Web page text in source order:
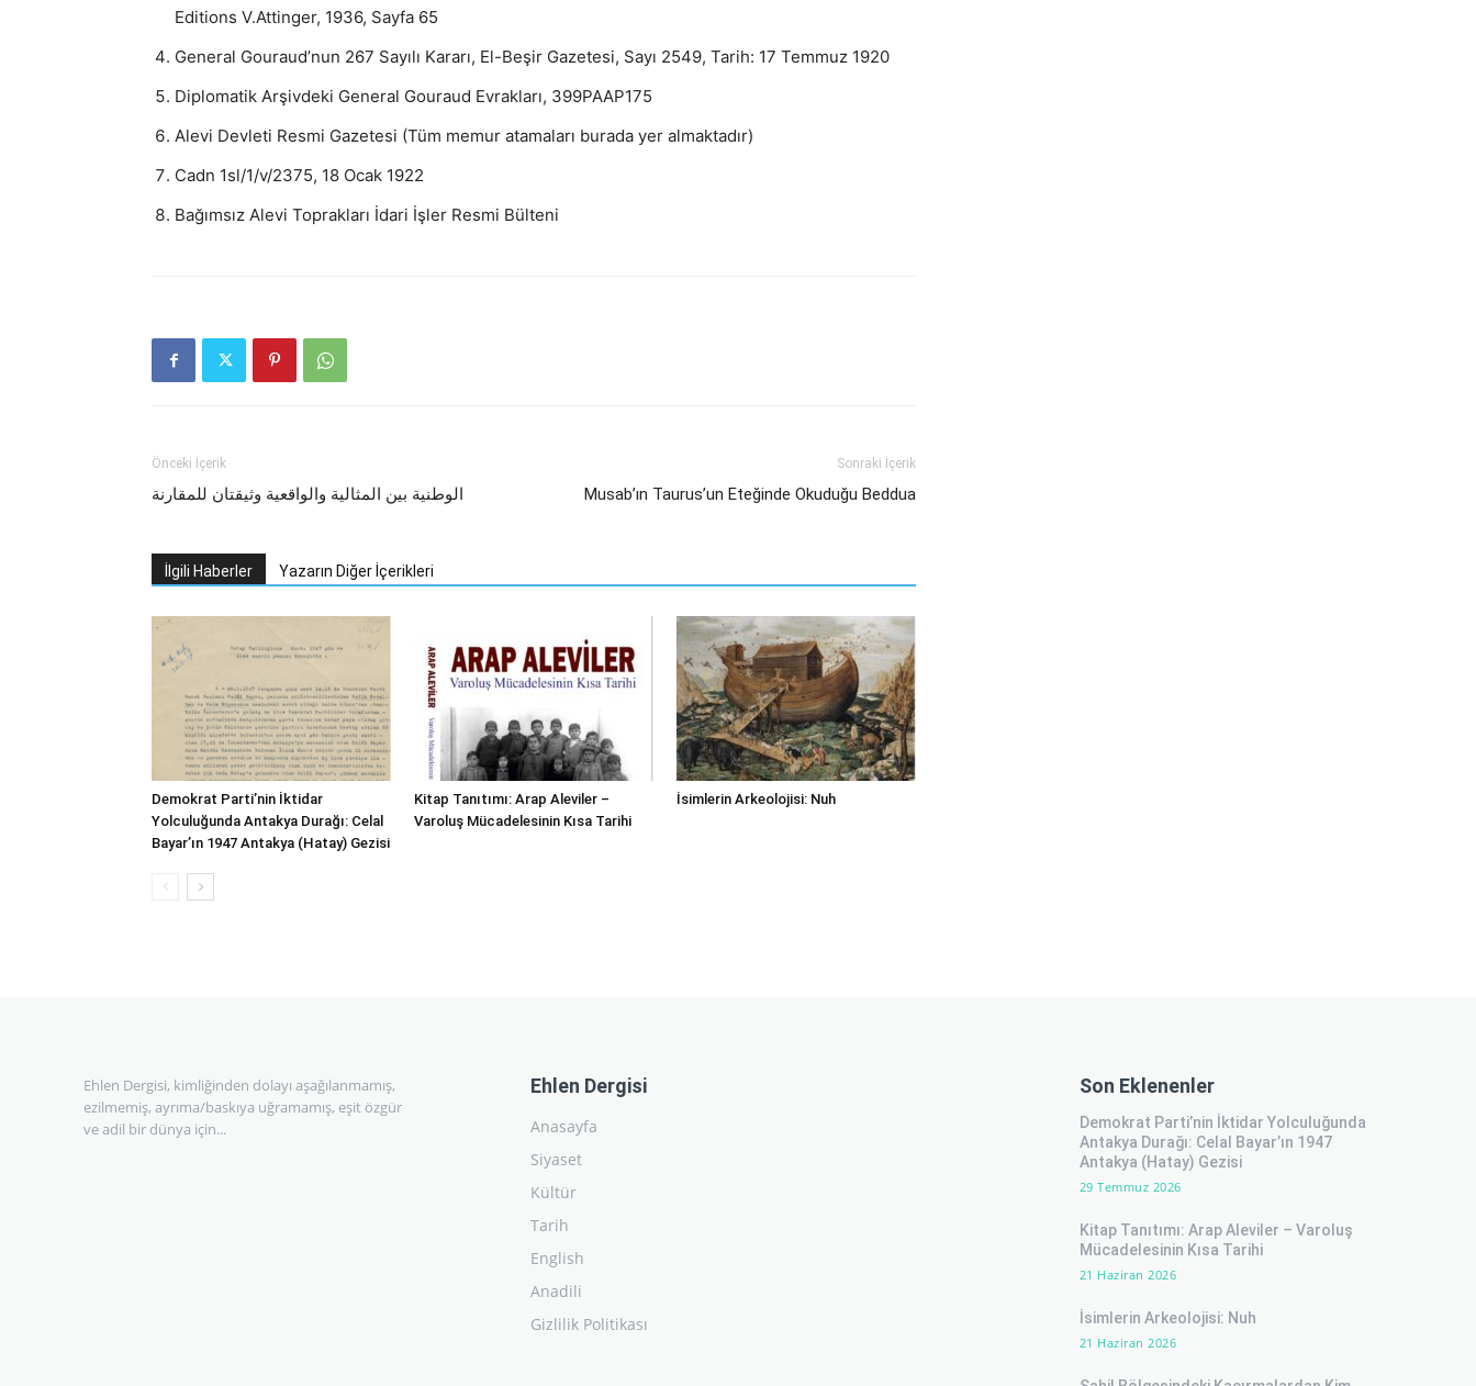
Editions V.Attinger, 1936, Sayfa 65
General Gouraud’nun 267 Sayılı Kararı, El-Beşir Gazetesi, Sayı 2549, Tarih: 17 Temmuz 1920
Diplomatik Arşivdeki General Gouraud Evrakları, 399PAAP175
Alevi Devleti Resmi Gazetesi (Tüm memur atamaları burada yer almaktadır)
Cadn 1sl/1/v/2375, 18 Ocak 1922
Bağımsız Alevi Toprakları İdari İşler Resmi Bülteni
Önceki İçerik
الوطنية بين المثالية والواقعية وثيقتان للمقارنة
Sonraki İçerik
Musab’ın Taurus’un Eteğinde Okuduğu Beddua
İlgili Haberler Yazarın Diğer İçerikleri
Demokrat Parti’nin İktidar
Yolculuğunda Antakya Durağı: Celal
Bayar’ın 1947 Antakya (Hatay) Gezisi
Kitap Tanıtımı: Arap Aleviler –
Varoluş Mücadelesinin Kısa Tarihi
İsimlerin Arkeolojisi: Nuh
Ehlen Dergisi, kimliğinden dolayı aşağılanmamış,
ezilmemiş, ayrıma/baskıya uğramamış, eşit özgür
ve adil bir dünya için...
Ehlen Dergisi
Anasayfa
Siyaset
Kültür
Tarih
English
Anadili
Gizlilik Politikası
Son Eklenenler
Demokrat Parti’nin İktidar Yolculuğunda
Antakya Durağı: Celal Bayar’ın 1947
Antakya (Hatay) Gezisi
29 Temmuz 2026
Kitap Tanıtımı: Arap Aleviler – Varoluş
Mücadelesinin Kısa Tarihi
21 Haziran 2026
İsimlerin Arkeolojisi: Nuh
21 Haziran 2026